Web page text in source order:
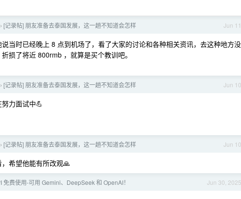
Jun 11
› [记录帖] 朋友准备去泰国发展，这一趟不知道会怎样
当时已经晚上 8 点到机场了，看了大家的讨论和各种相关资讯，去这种地方没
损了将近 800rmb ，就算是买个教训吧。
Jun 10
› [记录帖] 朋友准备去泰国发展，这一趟不知道会怎样
力面试中💪
Jun 10
› [记录帖] 朋友准备去泰国发展，这一趟不知道会怎样
希望他能有所改观🙏
Jun 30, 2025
免费使用-可用 Gemini、DeepSeek 和 OpenAI！